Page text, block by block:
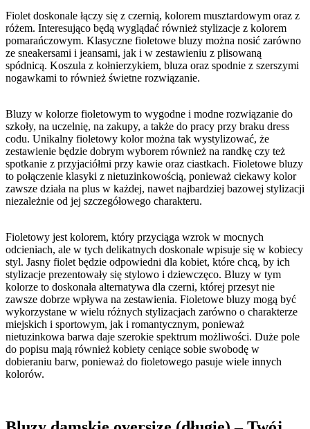
Fiolet doskonale łączy się z czernią, kolorem musztardowym oraz z
różem. Interesująco będą wyglądać również stylizacje z kolorem
pomarańczowym. Klasyczne fioletowe bluzy można nosić zarówno
ze sneakersami i jeansami, jak i w zestawieniu z plisowaną
spódnicą. Koszula z kołnierzykiem, bluza oraz spodnie z szerszymi
nogawkami to również świetne rozwiązanie.
Bluzy w kolorze fioletowym to wygodne i modne rozwiązanie do
szkoły, na uczelnię, na zakupy, a także do pracy przy braku dress
codu. Unikalny fioletowy kolor można tak wystylizować, że
zestawienie będzie dobrym wyborem również na randkę czy też
spotkanie z przyjaciółmi przy kawie oraz ciastkach. Fioletowe bluzy
to połączenie klasyki z nietuzinkowością, ponieważ ciekawy kolor
zawsze działa na plus w każdej, nawet najbardziej bazowej stylizacji
niezależnie od jej szczegółowego charakteru.
Fioletowy jest kolorem, który przyciąga wzrok w mocnych
odcieniach, ale w tych delikatnych doskonale wpisuje się w kobiecy
styl. Jasny fiolet będzie odpowiedni dla kobiet, które chcą, by ich
stylizacje prezentowały się stylowo i dziewczęco. Bluzy w tym
kolorze to doskonała alternatywa dla czerni, której przesyt nie
zawsze dobrze wpływa na zestawienia. Fioletowe bluzy mogą być
wykorzystane w wielu różnych stylizacjach zarówno o charakterze
miejskich i sportowym, jak i romantycznym, ponieważ
nietuzinkowa barwa daje szerokie spektrum możliwości. Duże pole
do popisu mają również kobiety ceniące sobie swobodę w
dobieraniu barw, ponieważ do fioletowego pasuje wiele innych
kolorów.